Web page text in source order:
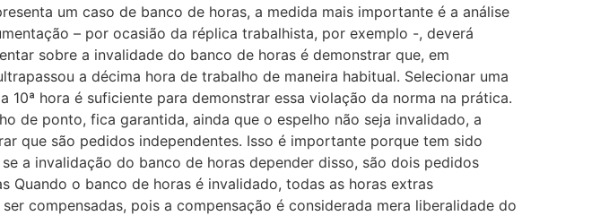
um caso de banco de horas, a medida mais importante é a análise
– por ocasião da réplica trabalhista, por exemplo -, deverá
sobre a invalidade do banco de horas é demonstrar que, em
a décima hora de trabalho de maneira habitual. Selecionar uma
hora é suficiente para demonstrar essa violação da norma na prática.
de ponto, fica garantida, ainda que o espelho não seja invalidado, a
que são pedidos independentes. Isso é importante porque tem sido
a invalidação do banco de horas depender disso, são dois pedidos
Quando o banco de horas é invalidado, todas as horas extras
compensadas, pois a compensação é considerada mera liberalidade do